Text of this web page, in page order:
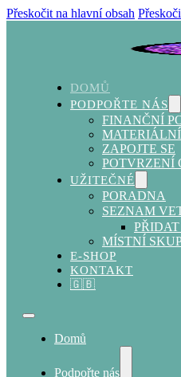
Přeskočit na hlavní obsah
DOMŮ
PODPOŘTE NÁS
FINANČNÍ
ZAPOJTE SE
POTVRZENÍ
UŽITEČNÉ
PORADNA
SEZNAM
MÍSTNÍ
E-SHOP
KONTAKT
🇬🇧
Domů
Podpořte nás